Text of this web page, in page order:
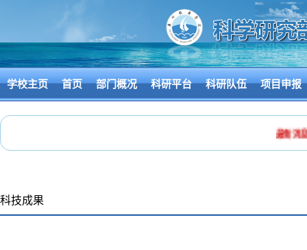
学校主页 首页 部门概况 科研平台 科研队伍 项目申报
最新消息
科技成果